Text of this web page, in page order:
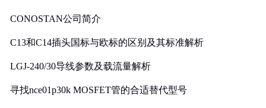
CONOSTAN公司简介
C13和C14插头国标与欧标的区别及其标准解析
LGJ-240/30导线参数及载流量解析
寻找nce01p30k MOSFET管的合适替代型号